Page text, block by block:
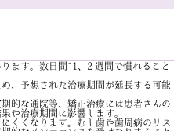
ます。数日間~1、2 週間で慣れること
、予想された治療期間が延長する可能
的な通院等、矯正治療には患者さんの
や治療期間に影響します。
くくなります。むし歯や歯周病のリス